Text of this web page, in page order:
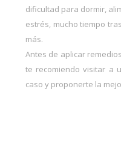
dificultad para dormir,
estrés, mucho tiempo
más.
Antes de aplicar
te recomiendo visitar a
caso y proponerte la